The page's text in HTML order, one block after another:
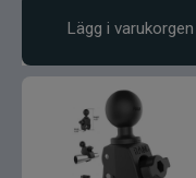
Lägg i varukorgen